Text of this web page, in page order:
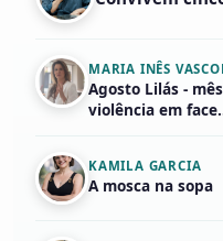
MARIA INÊS
Agosto Lilás -
violência em
KAMILA GARCIA
A mosca na sopa